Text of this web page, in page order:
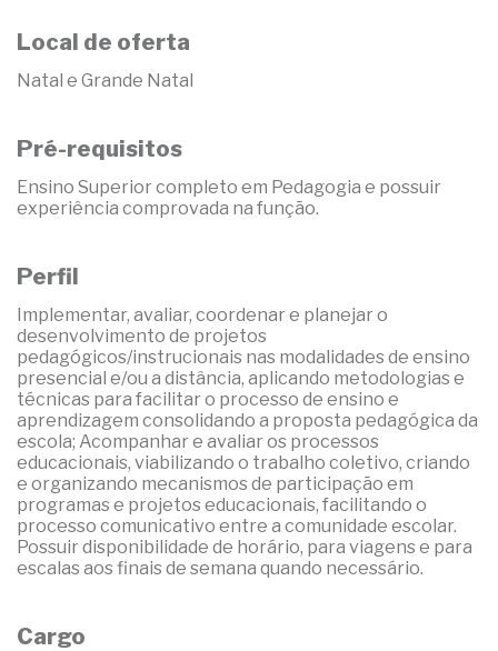
Local de oferta
Natal e Grande Natal
Pré-requisitos
Ensino Superior completo em Pedagogia e possuir
experiência comprovada na função.
Perfil
Implementar, avaliar, coordenar e planejar o
desenvolvimento de projetos
pedagógicos/instrucionais nas modalidades de ensino
presencial e/ou a distância, aplicando metodologias e
técnicas para facilitar o processo de ensino e
aprendizagem consolidando a proposta pedagógica da
escola; Acompanhar e avaliar os processos
educacionais, viabilizando o trabalho coletivo, criando
e organizando mecanismos de participação em
programas e projetos educacionais, facilitando o
processo comunicativo entre a comunidade escolar.
Possuir disponibilidade de horário, para viagens e para
escalas aos finais de semana quando necessário.
Cargo